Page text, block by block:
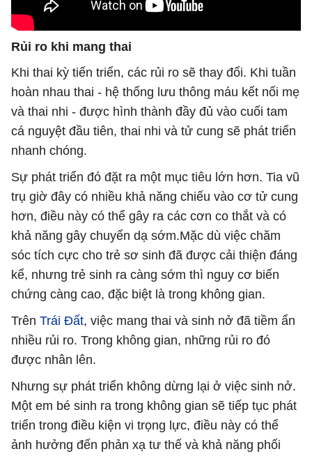
Rủi ro khi mang thai
Khi thai kỳ tiến triển, các rủi ro sẽ thay đổi. Khi tuần
hoàn nhau thai - hệ thống lưu thông máu kết nối mẹ
và thai nhi - được hình thành đầy đủ vào cuối tam
cá nguyệt đầu tiên, thai nhi và tử cung sẽ phát triển
nhanh chóng.
Sự phát triển đó đặt ra một mục tiêu lớn hơn. Tia vũ
trụ giờ đây có nhiều khả năng chiếu vào cơ tử cung
hơn, điều này có thể gây ra các cơn co thắt và có
khả năng gây chuyển dạ sớm.Mặc dù việc chăm
sóc tích cực cho trẻ sơ sinh đã được cải thiện đáng
kể, nhưng trẻ sinh ra càng sớm thì nguy cơ biến
chứng càng cao, đặc biệt là trong không gian.
Trên Trái Đất, việc mang thai và sinh nở đã tiềm ẩn
nhiều rủi ro. Trong không gian, những rủi ro đó
được nhân lên.
Nhưng sự phát triển không dừng lại ở việc sinh nở.
Một em bé sinh ra trong không gian sẽ tiếp tục phát
triển trong điều kiện vi trọng lực, điều này có thể
ảnh hưởng đến phản xạ tư thế và khả năng phối